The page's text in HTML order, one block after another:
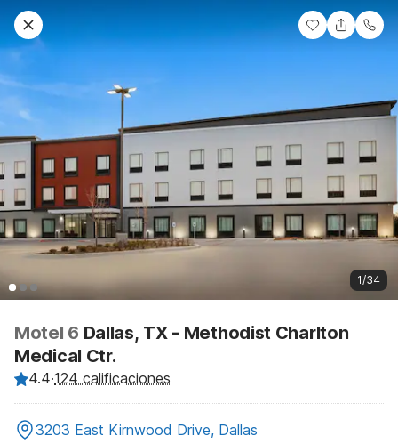
1/34
Motel 6 Dallas, TX - Methodist Charlton
Medical Ctr.
4.4·124 calificaciones
3203 East Kirnwood Drive, Dallas